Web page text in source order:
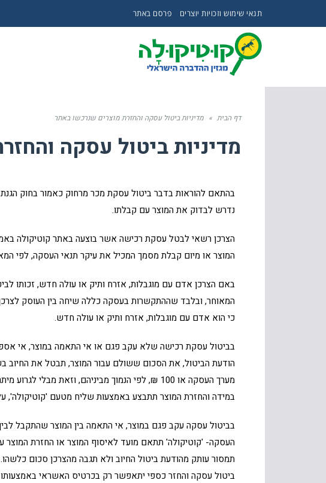
תנאי שימוש וזכויות יוצרים פרסם באתר
דף הבית » מדיניות ביטול עסקה והחזרת מוצרים שנרכשו באתר
מדיניות ביטול עסקה
נדרש לבדוק את המוצר עם קבלתו.
המוצר או מיום קבלת מסמך המכיל את עיקר תנאי העסקה, לפי
באם הצרכן אדם עם מוגבלות, אזרח ותיק או עולה חדש, זכותו
המאוחר, ובלבד שההתקשרות בעסקה כללה שיחה בין העוסק
כי הוא אדם עם מוגבלות, אזרח ותיק או עולה חדש.
מערך העסקה או 100 ₪, לפי הנמוך מביניהם,
במידה והחזרת המוצר תתבצע באמצעות שליח מטעם 'קוטיקולה',
בביטול עסקה עקב פגם במוצר, אי התאמה בין המוצר שהתקבל
תמסור עותק מהודעת ביטול החיוב ולא תגבה מהצרכן סכום כלשהו.
ביטול עסקה והחזר כספי יתאפשר רק בכרטיס האשראי